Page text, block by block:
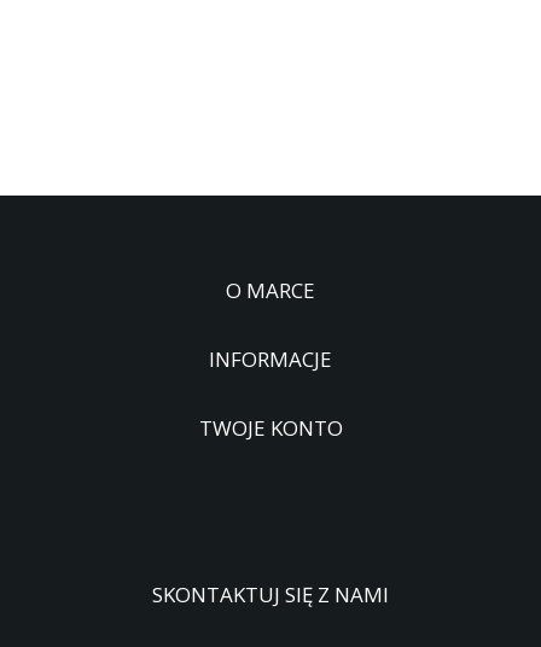
O MARCE
INFORMACJE
TWOJE KONTO
SKONTAKTUJ SIĘ Z NAMI